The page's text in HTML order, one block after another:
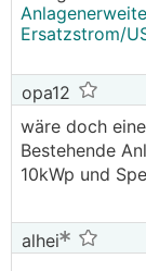
Ersatzstrom/
opa12
wäre doch
Bestehende
10kWp und
alhei